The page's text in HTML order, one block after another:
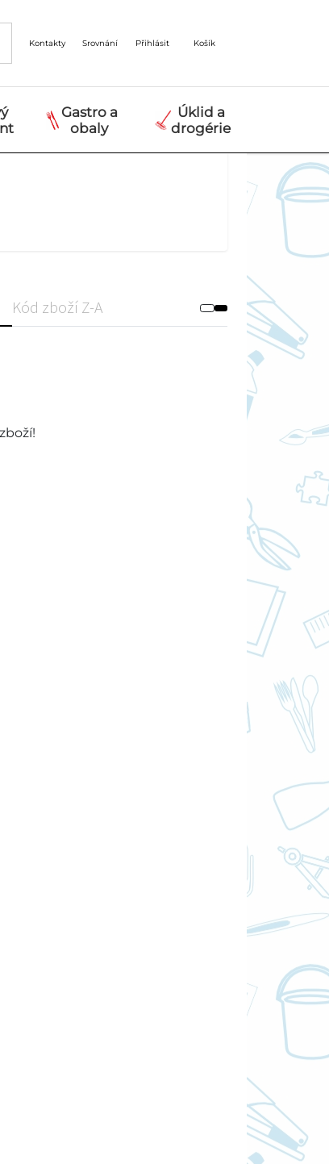
Kontakty Srovnání Přihlásit Košík
Gastro a
obaly
Úklid a
drogérie
Kód zboží Z-A